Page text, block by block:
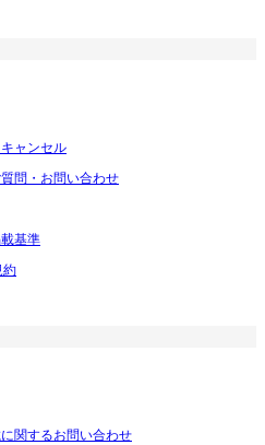
ャンセル
問・お問い合わせ
基準
約
関するお問い合わせ